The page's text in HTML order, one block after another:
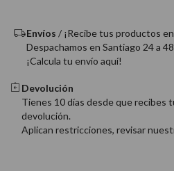
Envíos / ¡Recibe tus productos
Despachamos en Santiago 24 a
¡Calcula tu envío aquí!
Devolución
Tienes 10 días desde que recibes
devolución.
Aplican restricciones, revisar